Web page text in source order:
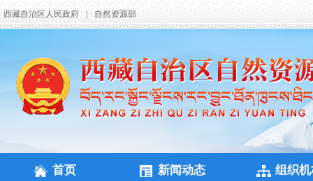
西藏自治区人民政府 自然资源部
首页 新闻动态 组织